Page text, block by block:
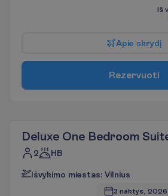
Iš v
Apie skrydį
Rezervuoti
Deluxe One Bedroom
2 HB
Išvykimo miestas: Vilnius
3 naktys,